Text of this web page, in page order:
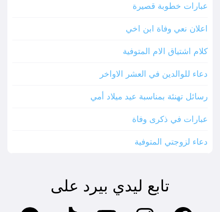
عبارات خطوبة قصيرة
اعلان نعي وفاة ابن اخي
كلام اشتياق الام المتوفية
دعاء للوالدين في العشر الاواخر
رسائل تهنئة بمناسبة عيد ميلاد أمي
عبارات في ذكرى وفاة
دعاء لزوجتي المتوفية
تابع ليدي بيرد على